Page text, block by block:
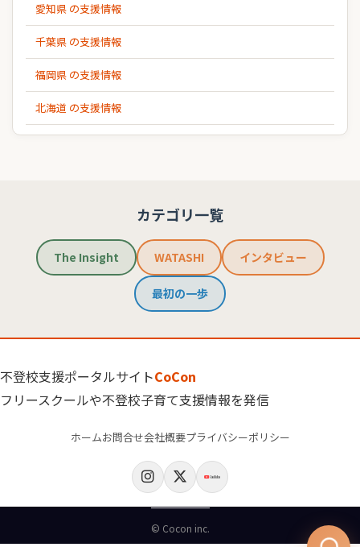
愛知県 の支援情報
千葉県 の支援情報
福岡県 の支援情報
北海道 の支援情報
カテゴリ一覧
The Insight WATASHI インタビュー
最初の一歩
不登校支援ポータルサイトCoCon
フリースクールや不登校子育て支援情報を発信
ホームお問合せ会社概要プライバシーポリシー
© Cocon inc.